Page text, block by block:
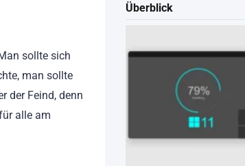
sollte sich
man sollte
der Feind, denn
alle am
Überblick